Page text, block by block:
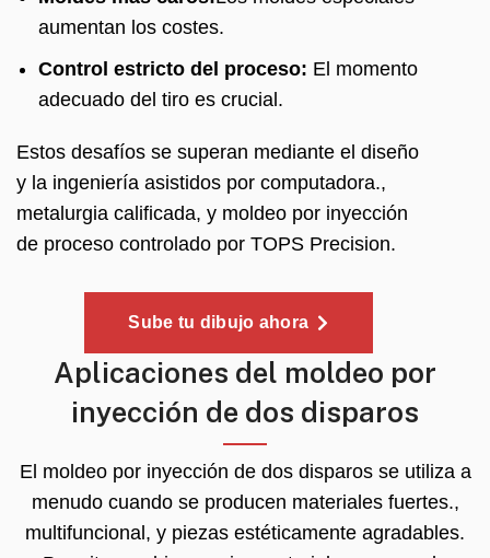
aumentan los costes.
Control estricto del proceso: El momento
adecuado del tiro es crucial.
Estos desafíos se superan mediante el diseño
y la ingeniería asistidos por computadora.,
metalurgia calificada, y moldeo por inyección
de proceso controlado por TOPS Precision.
Sube tu dibujo ahora
Aplicaciones del moldeo por
inyección de dos disparos
El moldeo por inyección de dos disparos se utiliza a
menudo cuando se producen materiales fuertes.,
multifuncional, y piezas estéticamente agradables.